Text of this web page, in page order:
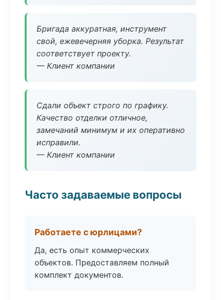
Бригада аккуратная, инструмент
свой, ежевечерняя уборка. Результат
соответствует проекту.
— Клиент компании
Сдали объект строго по графику.
Качество отделки отличное,
замечаний минимум и их оперативно
исправили.
— Клиент компании
Часто задаваемые вопросы
Работаете с юрлицами?
Да, есть опыт коммерческих
объектов. Предоставляем полный
комплект документов.